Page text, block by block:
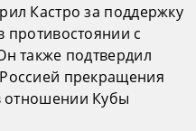
Кастро за поддержку
противостоянии с
также подтвердил
прекращения
отношении Кубы